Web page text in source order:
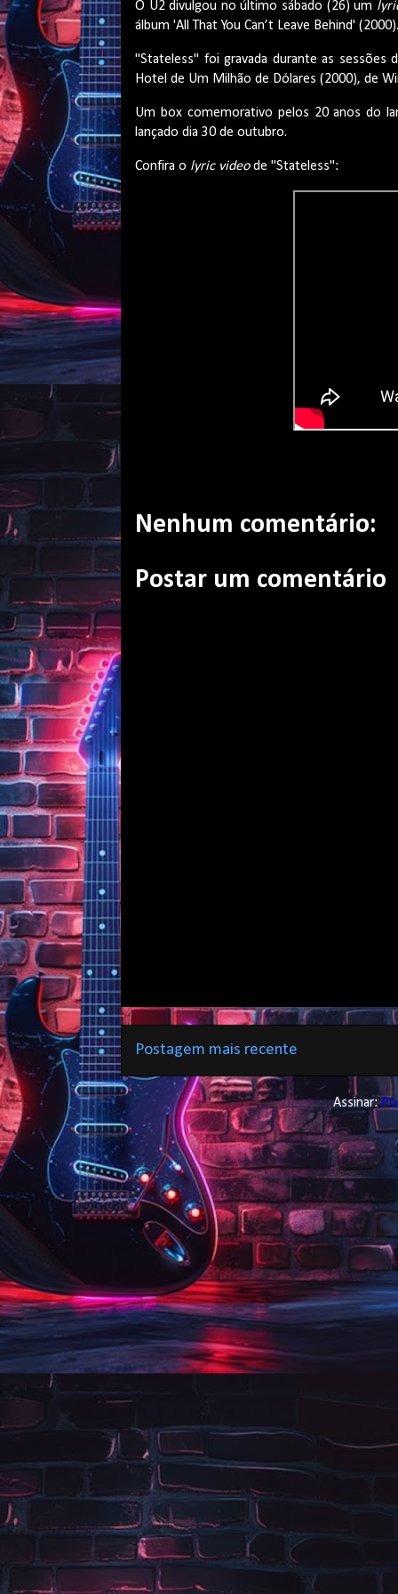
O U2 divulgou no último sábado (26) um
álbum 'All That You Can’t Leave Behind' (2000).
"Stateless" foi gravada durante as
Hotel de Um Milhão de Dólares (2000), de
Um box comemorativo pelos 20 anos do
lançado dia 30 de outubro.
Confira o lyric videode "Stateless":
Nenhum comentário:
Postar um comentário
Postagem mais recente
Assinar: